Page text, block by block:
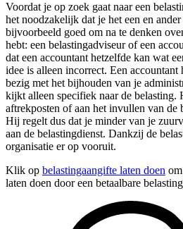
Voordat je op zoek gaat naar een
het noodzakelijk dat je het een en
bijvoorbeeld goed om na te denken
hebt: een belastingadviseur of een
dat een accountant hetzelfde kan wat
idee is alleen incorrect. Een
bezig met het bijhouden van je
kijkt alleen specifiek naar de belasting.
aftrekposten of aan het invullen van de
Hij regelt dus dat je minder van je
aan de belastingdienst. Dankzij de
organisatie er op vooruit.
Klik op belastingaangifte laten doen
laten doen door een betaalbare